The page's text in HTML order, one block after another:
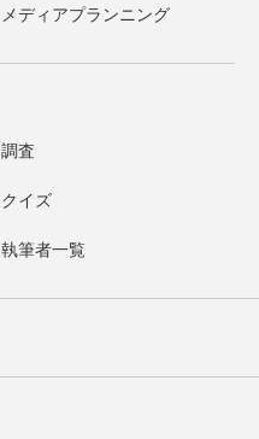
メディアプランニング
調査
クイズ
執筆者一覧